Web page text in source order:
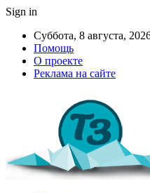
Sign in
Суббота, 8 августа,
Помощь
О проекте
Реклама на сайте